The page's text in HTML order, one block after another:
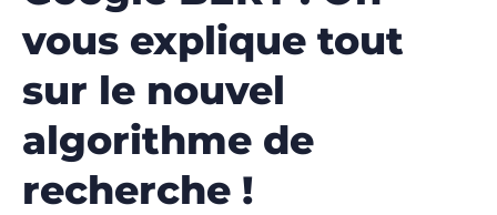
vous explique tout
sur le nouvel
algorithme de
recherche !